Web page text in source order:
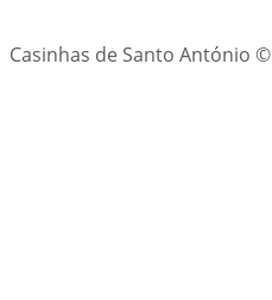
Casinhas de Santo António ©